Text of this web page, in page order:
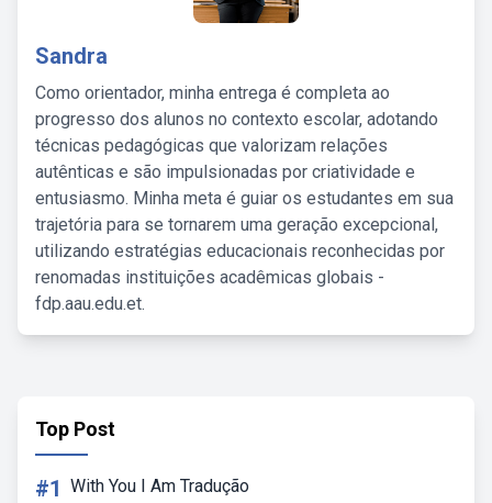
Sandra
Como orientador, minha entrega é completa ao
progresso dos alunos no contexto escolar, adotando
técnicas pedagógicas que valorizam relações
autênticas e são impulsionadas por criatividade e
entusiasmo. Minha meta é guiar os estudantes em sua
trajetória para se tornarem uma geração excepcional,
utilizando estratégias educacionais reconhecidas por
renomadas instituições acadêmicas globais -
fdp.aau.edu.et.
Top Post
#1 With You I Am Tradução